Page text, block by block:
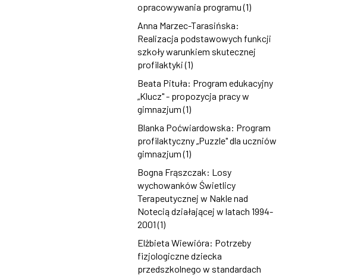
opracowywania programu (1)
Anna Marzec-Tarasińska:
Realizacja podstawowych funkcji
szkoły warunkiem skutecznej
profilaktyki (1)
Beata Pituła: Program edukacyjny
„Klucz" - propozycja pracy w
gimnazjum (1)
Blanka Poćwiardowska: Program
profilaktyczny „Puzzle" dla uczniów
gimnazjum (1)
Bogna Frąszczak: Losy
wychowanków Świetlicy
Terapeutycznej w Nakle nad
Notecią działającej w latach 1994-
2001 (1)
Elżbieta Wiewióra: Potrzeby
fizjologiczne dziecka
przedszkolnego w standardach